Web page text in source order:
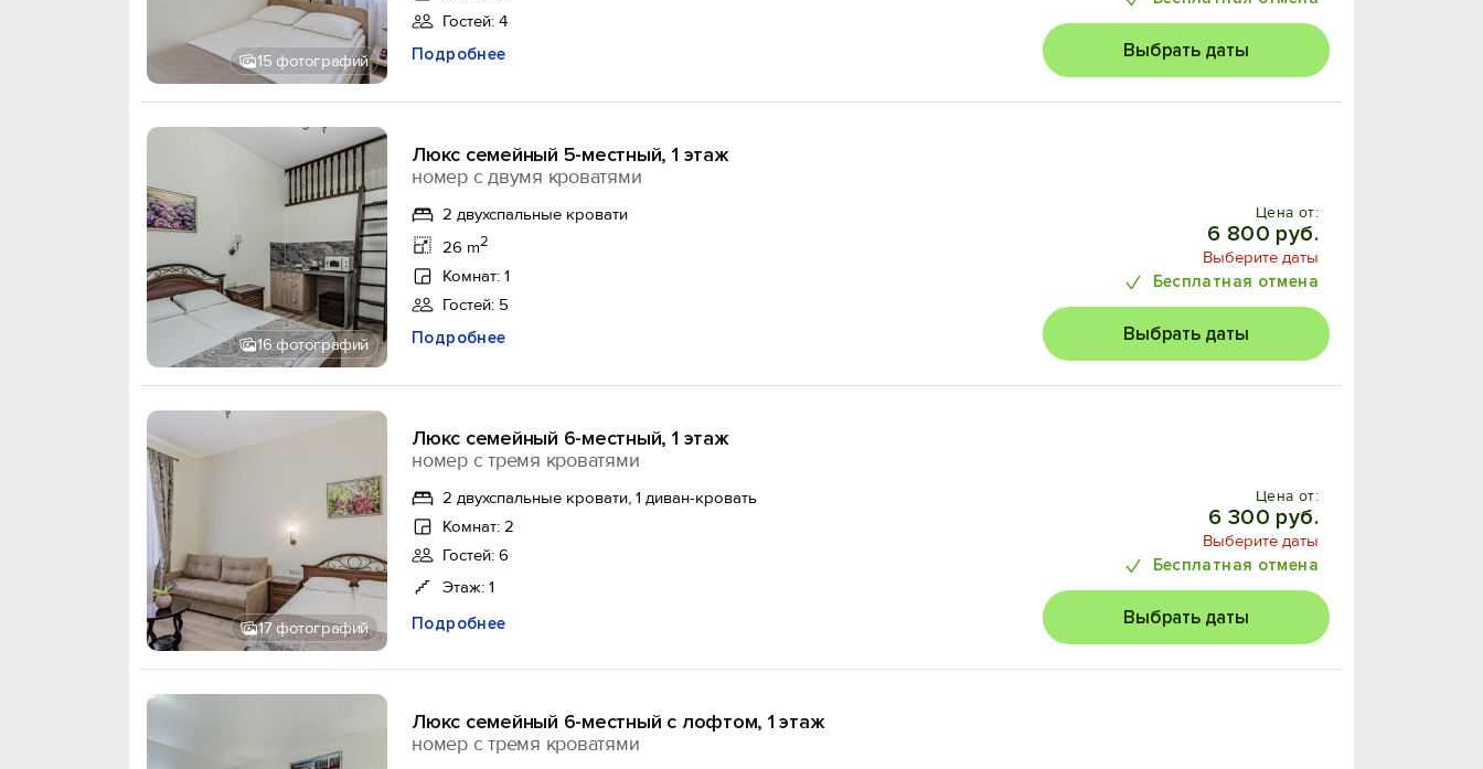
15 фотографий
Гостей: 4
Подробнее
Выбрать даты
16 фотографий
Люкс семейный 5-местный, 1 этаж
номер с двумя кроватями
2 двухспальные кровати
26 m2
Комнат: 1
Гостей: 5
Подробнее
Цена от:
6 800 руб.
Выберите даты
Бесплатная отмена
Выбрать даты
17 фотографий
Люкс семейный 6-местный, 1 этаж
номер с тремя кроватями
2 двухспальные кровати, 1 диван-кровать
Комнат: 2
Гостей: 6
Этаж: 1
Подробнее
Цена от:
6 300 руб.
Выберите даты
Бесплатная отмена
Выбрать даты
Люкс семейный 6-местный с лофтом, 1 этаж
номер с тремя кроватями